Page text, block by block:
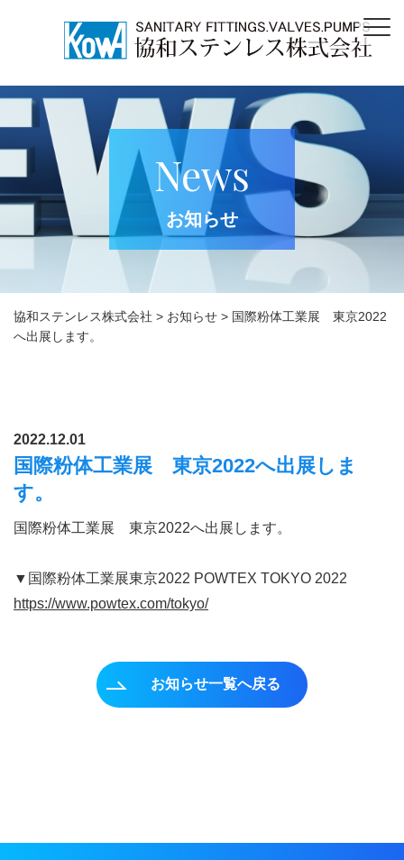
News
お知らせ
協和ステンレス株式会社 > お知らせ > 国際粉体工業展 東京2022
へ出展します。
2022.12.01
国際粉体工業展 東京2022へ出展しま
す。
国際粉体工業展 東京2022へ出展します。
▼国際粉体工業展東京2022 POWTEX TOKYO 2022
https://www.powtex.com/tokyo/
お知らせ一覧へ戻る